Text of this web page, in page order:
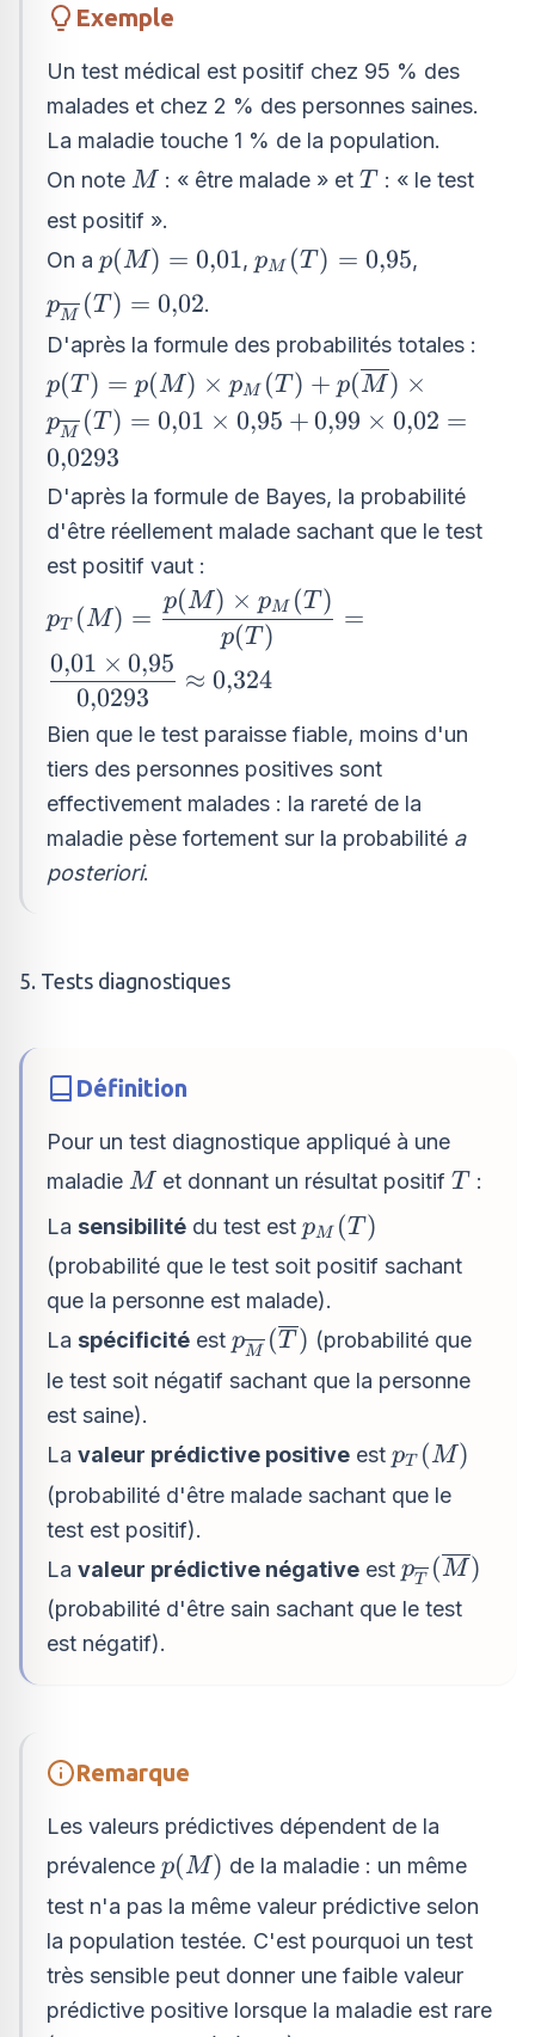
Exemple
Un test médical est positif chez 95 % des
malades et chez 2 % des personnes saines.
La maladie touche 1 % de la population.
On note M
M : « être malade » etT
T : « le test
est positif ».
On a p(M)=0{,}01
p(M) = 0,01,p_{M}
pM (T) = 0,95,
p_{\overline{M}}
(T)=0{,}02
pM (T ) = 0,02.
D'après la formule des probabilités totales :
p(T)=p(M)\times p_{M}
(T)+p(\overline{M})\times
p_{\overline{M}}
(T)=0{,}01 \times 0{,}95 +
0{,}99 \times
0{,}02=0{,}0293
p(T) = p(M) × pM (T) + p(M ) ×
pM (T ) = 0,01 × 0,95 + 0,99 × 0,02 =
0,0293
D'après la formule de Bayes, la probabilité
d'être réellement malade sachant que le test
est positif vaut :
p_{T}
(M)=\dfrac{p(M)\times
p_{M}(T)}
{p(T)}=\dfrac{0{,}01
\times 0{,}95}
{0{,}0293}\approx
0{,}324
pT (M) =
p(T)
p(M) × pM (T )
=
0,0293
0,01 × 0,95
≈ 0,324
Bien que le test paraisse fiable, moins d'un
tiers des personnes positives sont
effectivement malades : la rareté de la
maladie pèse fortement sur la probabilité a
posteriori.
5. Tests diagnostiques
Définition
Pour un test diagnostique appliqué à une
maladie M
M et donnant un résultat positifT
T :
La sensibilité du test est p_{M}
(T)
pM (T)
(probabilité que le test soit positif sachant
que la personne est malade).
La spécificité est p_{\overline{M}}
(\overline{T})
pM (T ) (probabilité que
le test soit négatif sachant que la personne
est saine).
La valeur prédictive positive est p_{T}
(M)
pT (M)
(probabilité d'être malade sachant que le
test est positif).
La valeur prédictive négative est pT (M)
(probabilité d'être sain sachant que le test
est négatif).
Remarque
Les valeurs prédictives dépendent de la
prévalence p(M)
p(M) de la maladie : un même
test n'a pas la même valeur prédictive selon
la population testée. C'est pourquoi un test
très sensible peut donner une faible valeur
prédictive positive lorsque la maladie est rare